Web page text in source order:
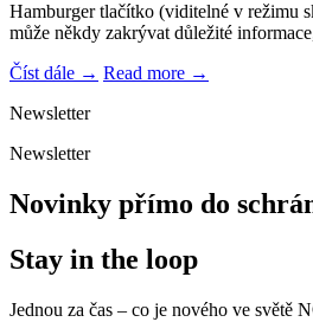
Hamburger tlačítko (viditelné v režimu
může někdy zakrývat důležité
Číst dále → Read more →
Newsletter
Newsletter
Novinky přímo do
Stay in the loop
Jednou za čas – co je nového ve světě